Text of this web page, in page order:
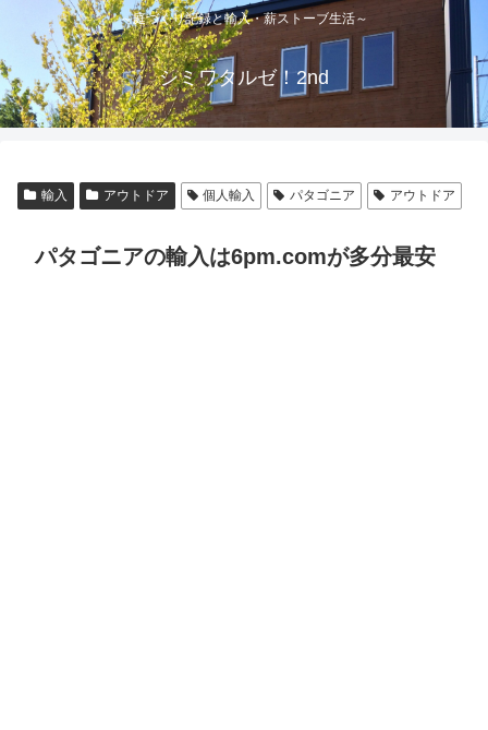
～庭づくり記録と輸入・薪ストーブ生活～
シミワタルゼ！2nd
輸入 アウトドア 個人輸入 パタゴニア アウトドア
パタゴニアの輸入は6pm.comが多分最安